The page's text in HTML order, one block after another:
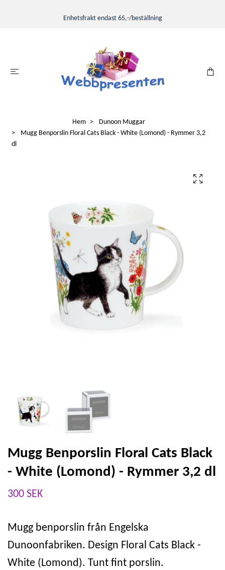
Enhetsfrakt endast 65,-/beställning
Hem
Dunoon Muggar
Mugg Benporslin Floral Cats Black - White (Lomond) - Rymmer 3,2
dl
Mugg Benporslin Floral Cats Black
- White (Lomond) - Rymmer 3,2 dl
300 SEK
Mugg benporslin från Engelska
Dunoonfabriken. Design Floral Cats Black -
White (Lomond). Tunt fint porslin.